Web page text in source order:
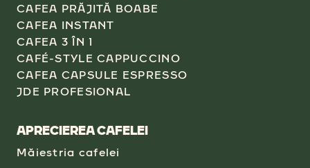
CAFEA PRĂJITĂ BOABE
CAFEA INSTANT
CAFEA 3 ÎN 1
CAFÉ-STYLE CAPPUCCINO
CAFEA CAPSULE ESPRESSO
JDE PROFESIONAL
APRECIEREA CAFELEI
Măiestria cafelei